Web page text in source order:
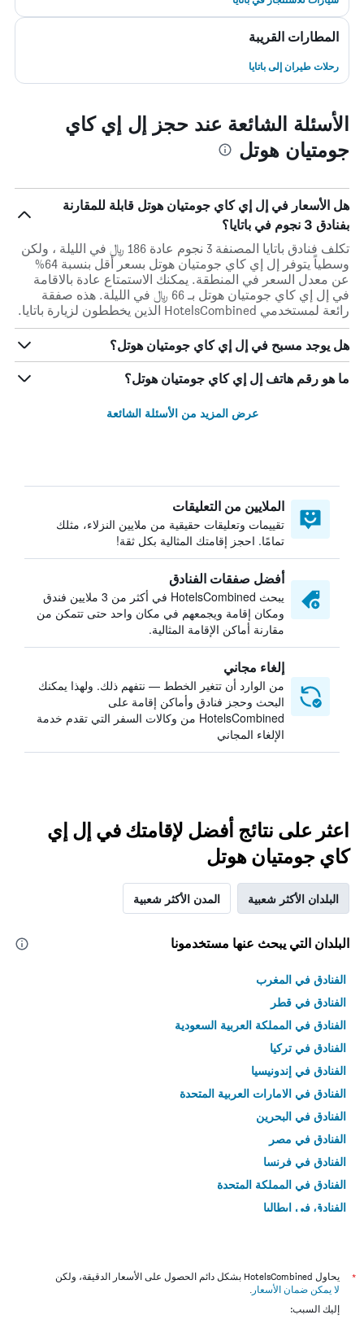
المطارات القريبة
رحلات طيران إلى باتايا
الأسئلة الشائعة عند حجز إل إي كاي
جومتيان هوتل
هل الأسعار في إل إي كاي جومتيان هوتل قابلة للمقارنة
بفنادق 3 نجوم في باتايا؟
تكلف فنادق باتايا المصنفة 3 نجوم عادة 186 ﷼ في الليلة ، ولكن
وسطياً يتوفر إل إي كاي جومتيان هوتل بسعر أقل بنسبة 64%
عن معدل السعر في المنطقة. يمكنك الاستمتاع عادة بالاقامة
في إل إي كاي جومتيان هوتل بـ 66 ﷼ في الليلة. هذه صفقة
رائعة لمستخدمي HotelsCombined الذين يخططون لزيارة باتايا.
هل يوجد مسبح في إل إي كاي جومتيان هوتل؟
ما هو رقم هاتف إل إي كاي جومتيان هوتل؟
عرض المزيد من الأسئلة الشائعة
الملايين من التعليقات
تقييمات وتعليقات حقيقية من ملايين النزلاء، مثلك
تمامًا. احجز إقامتك المثالية بكل ثقة!
أفضل صفقات الفنادق
يبحث HotelsCombined في أكثر من 3 ملايين فندق
ومكان إقامة ويجمعهم في مكان واحد حتى تتمكن من
مقارنة أماكن الإقامة المثالية.
إلغاء مجاني
من الوارد أن تتغير الخطط — نتفهم ذلك. ولهذا يمكنك
البحث وحجز فنادق وأماكن إقامة على
HotelsCombined من وكالات السفر التي تقدم خدمة
الإلغاء المجاني
اعثر على نتائج أفضل لإقامتك في إل إي
كاي جومتيان هوتل
البلدان الأكثر شعبية المدن الأكثر شعبية
البلدان التي يبحث عنها مستخدمونا
الفنادق في المغرب
الفنادق في قطر
الفنادق في المملكة العربية السعودية
الفنادق في تركيا
الفنادق في إندونيسيا
الفنادق في الامارات العربية المتحدة
الفنادق في البحرين
الفنادق في مصر
الفنادق في فرنسا
الفنادق في المملكة المتحدة
الفنادق في إيطاليا
*
يحاول HotelsCombined بشكل دائم الحصول على الأسعار الدقيقة، ولكن
لا يمكن ضمان الأسعار .
إليك السبب: